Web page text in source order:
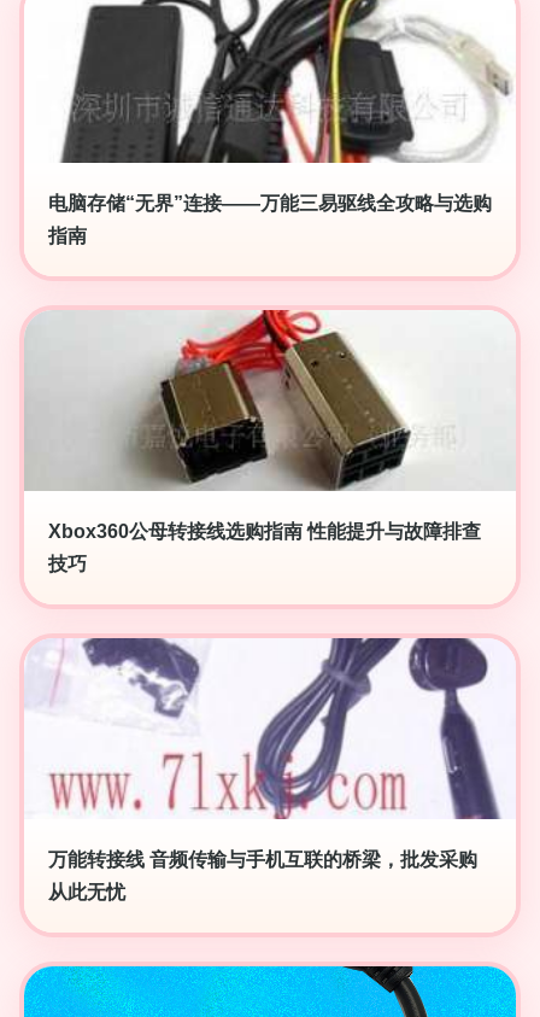
电脑存储“无界”连接——万能三易驱线全攻略与选购
指南
Xbox360公母转接线选购指南 性能提升与故障排查
技巧
万能转接线 音频传输与手机互联的桥梁，批发采购
从此无忧